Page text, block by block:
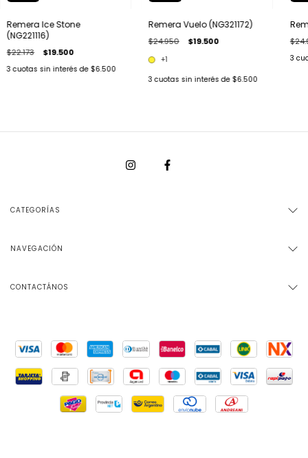
Remera Ice Stone
(NG221116)
$22.173 $19.500
3 cuotas sin interés de $6.500
Remera Vuelo (NG321172)
$24.950 $19.500
+1
3 cuotas sin interés de $6.500
3
CATEGORÍAS
NAVEGACIÓN
CONTACTÁNOS